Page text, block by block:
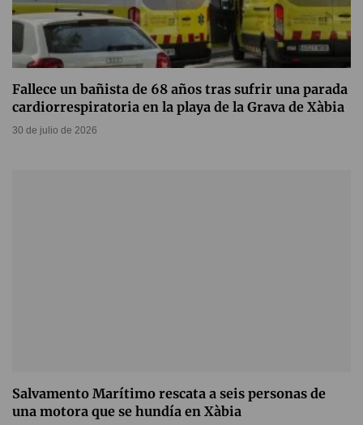
Fallece un bañista de 68 años tras sufrir una parada
cardiorrespiratoria en la playa de la Grava de Xàbia
30 de julio de 2026
Salvamento Marítimo rescata a seis personas de
una motora que se hundía en Xàbia